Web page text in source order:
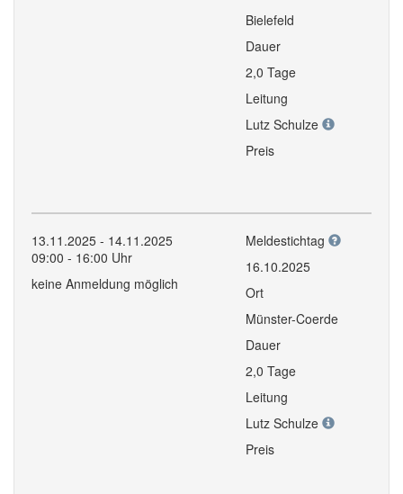
Bielefeld
Dauer
2,0 Tage
Leitung
Lutz Schulze
Preis
13.11.2025 - 14.11.2025
09:00 - 16:00 Uhr
keine Anmeldung möglich
Meldestichtag
16.10.2025
Ort
Münster-Coerde
Dauer
2,0 Tage
Leitung
Lutz Schulze
Preis